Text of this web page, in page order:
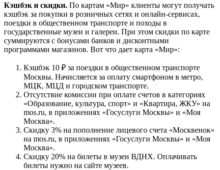
Кэшбэк и скидки. По картам «Мир» клиенты могут получать
кэшбэк за покупки в розничных сетях и онлайн-сервисах,
поездки в общественном транспорте и походы в
государственные музеи и галереи. При этом скидки по карте
суммируются с бонусами банков и дисконтными
программами магазинов. Вот что дает карта «Мир»:
Кэшбэк 10 ₽ за поездки в общественном транспорте
Москвы. Начисляется за оплату смартфоном в метро,
МЦК, МЦД и городском транспорте.
Отсутствие комиссии при оплате счетов в категориях
«Образование, культура, спорт» и «Квартира, ЖКУ» на
mos.ru, в приложениях «Госуслуги Москвы» и «Моя
Москва».
Скидку 3% на пополнение лицевого счета «Москвенок»
на mos.ru, в приложениях «Госуслуги Москвы» и «Моя
Москва».
Скидку 20% на билеты в музеи ВДНХ. Оплачивать
билеты нужно на сайте музеев.